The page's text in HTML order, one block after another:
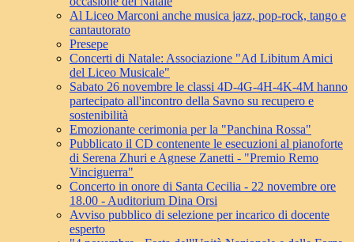
Al Liceo Marconi anche musica jazz, pop-rock, tango e
cantautorato
Presepe
Concerti di Natale: Associazione "Ad Libitum Amici
del Liceo Musicale"
Sabato 26 novembre le classi 4D-4G-4H-4K-4M hanno
partecipato all'incontro della Savno su recupero e
sostenibilità
Emozionante cerimonia per la "Panchina Rossa"
Pubblicato il CD contenente le esecuzioni al pianoforte
di Serena Zhuri e Agnese Zanetti - "Premio Remo
Vinciguerra"
Concerto in onore di Santa Cecilia - 22 novembre ore
18.00 - Auditorium Dina Orsi
Avviso pubblico di selezione per incarico di docente
esperto